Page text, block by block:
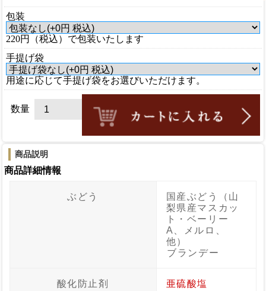
包装
220円（税込）で包装いたします
手提げ袋
用途に応じて手提げ袋をお選びいただけます。
数量
商品説明
商品詳細情報
ぶどう
国産ぶどう（山
梨県産マスカッ
ト・ベーリー
A、メルロ、
他）
ブランデー
酸化防止剤 亜硫酸塩